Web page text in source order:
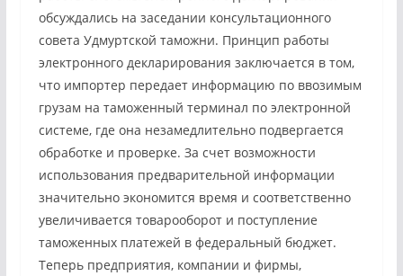
обсуждались на заседании консультационного
совета Удмуртской таможни. Принцип работы
электронного декларирования заключается в том,
что импортер передает информацию по ввозимым
грузам на таможенный терминал по электронной
системе, где она незамедлительно подвергается
обработке и проверке. За счет возможности
использования предварительной информации
значительно экономится время и соответственно
увеличивается товарооборот и поступление
таможенных платежей в федеральный бюджет.
Теперь предприятия, компании и фирмы,